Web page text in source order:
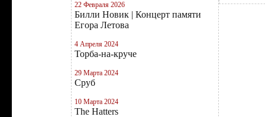
22 Февраля 2026
Билли Новик | Концерт памяти
Егора Летова
4 Апреля 2024
Торба-на-круче
29 Марта 2024
Сруб
10 Марта 2024
The Hatters